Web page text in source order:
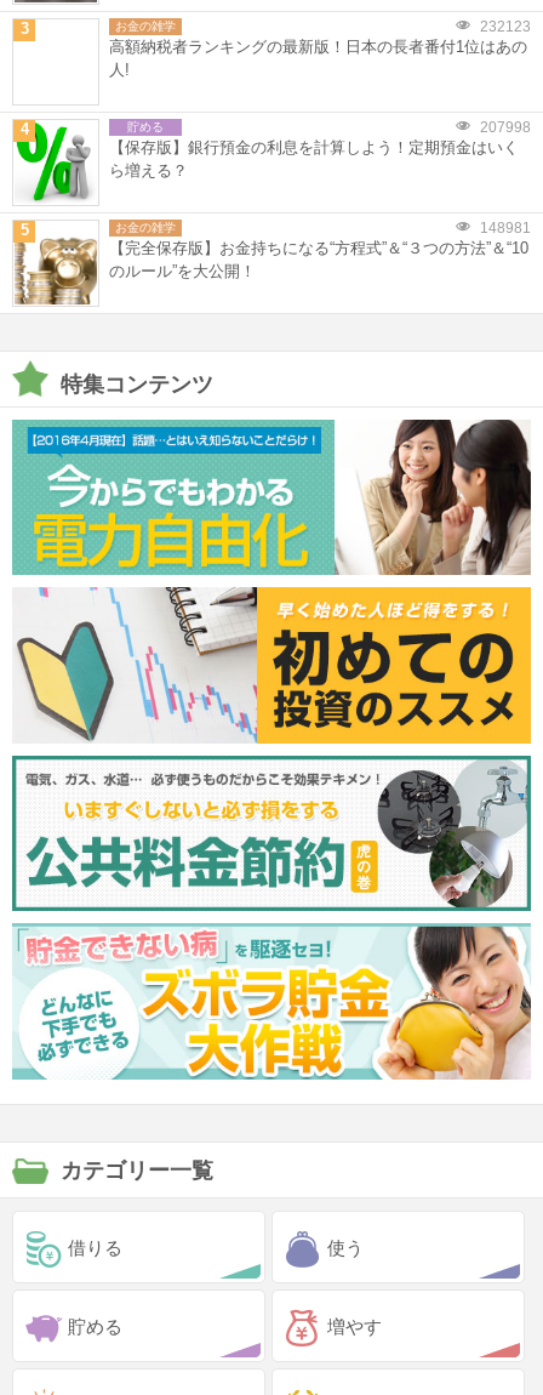
3 お金の雑学 232123
高額納税者ランキングの最新版！日本の長者番付1位はあの
人!
4 貯める 207998
【保存版】銀行預金の利息を計算しよう！定期預金はいく
ら増える？
5 お金の雑学 148981
【完全保存版】お金持ちになる“方程式”＆“３つの方法”＆“10
のルール”を大公開！
特集コンテンツ
カテゴリー一覧
借りる 使う
貯める 増やす